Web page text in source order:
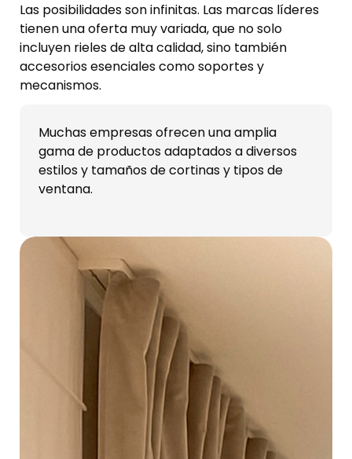
Las posibilidades son infinitas. Las marcas líderes
tienen una oferta muy variada, que no solo
incluyen rieles de alta calidad, sino también
accesorios esenciales como soportes y
mecanismos.
Muchas empresas ofrecen una amplia
gama de productos adaptados a diversos
estilos y tamaños de cortinas y tipos de
ventana.